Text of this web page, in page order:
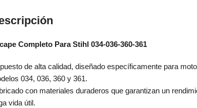
Completo Para Stihl 034-036-360-361
de alta calidad, diseñado específicamente para
034, 036, 360 y 361.
con materiales duraderos que garantizan un
vida útil.